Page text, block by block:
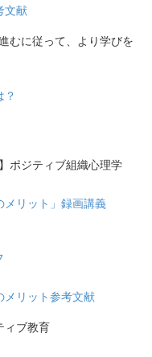
文献
むに従って、より学びを
ポジティブ組織心理学
メリット」録画講義
メリット参考文献
ィブ教育